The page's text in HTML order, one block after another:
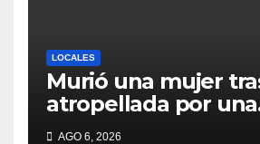
LOCALES
Murió una mujer
atropellada por una
motocicleta en
AGO 6, 2026